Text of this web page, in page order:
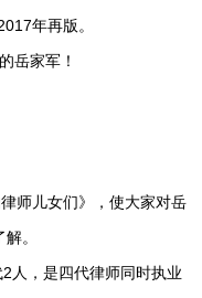
年再版。
岳家军！
师儿女们》，使大家对岳
。
人，是四代律师同时执业